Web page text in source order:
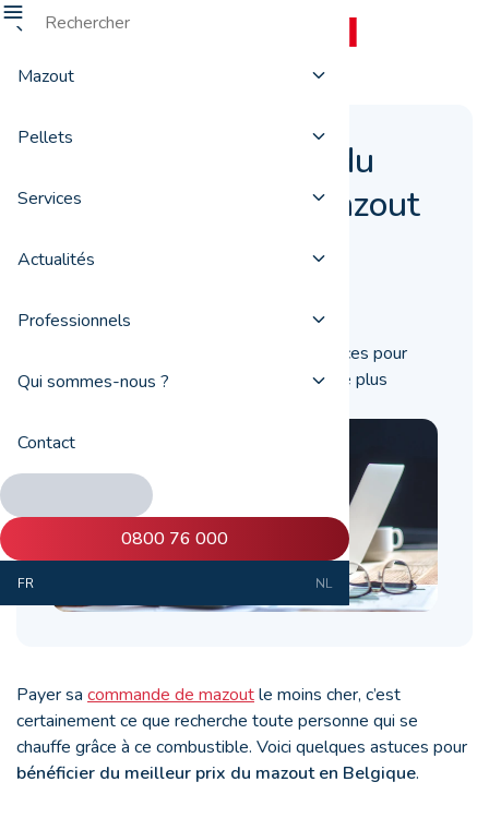
Mazout
Pellets
Services
Actualités
Professionnels
Qui sommes-nous ?
Contact
0800 76 000
FR NL
Comment profiter du
meilleur prix du mazout
en Belgique ?
ProxiFuel vous livre ses quelques astuces pour
obtenir le prix du mazout en Belgique le plus
Payer sa commande de mazoutle moins cher, c’est
certainement ce que recherche toute personne qui se
chauffe grâce à ce combustible. Voici quelques astuces pour
bénéficier du meilleur prix du mazout en Belgique.